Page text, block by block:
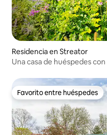
Residencia en Streator
Una casa de huéspedes
Favorito entre huéspedes
Favorito entre huéspedes